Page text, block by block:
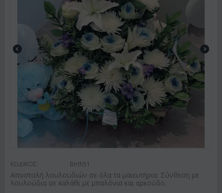
ΚΩΔΙΚΟΣ: Birth51
Αποστολή λουλουδιών σε όλα τα μαιευτήρια. Σύνθεση με
λουλούδια σε καλάθι με μπαλόνια και αρκούδο.